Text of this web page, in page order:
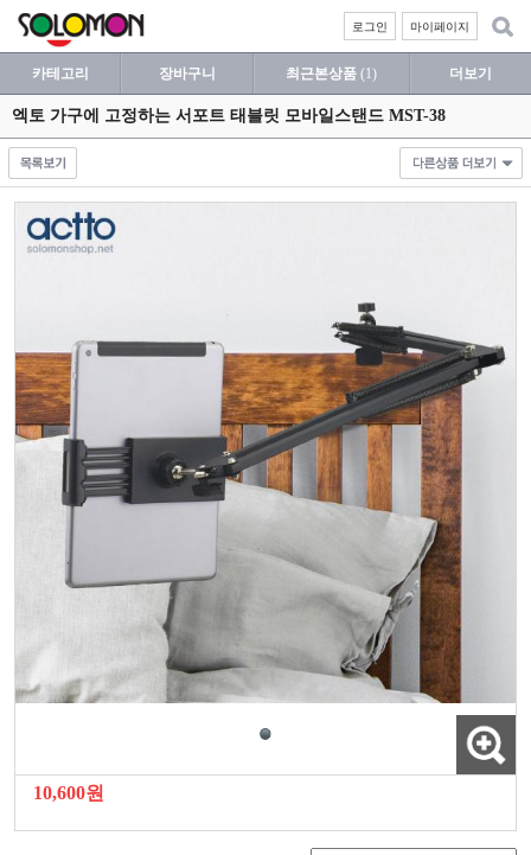
마이페이지
로그인
카테고리 장바구니 최근본상품 (1) 더보기
엑토 가구에 고정하는 서포트 태블릿 모바일스탠드 MST-38
10,600원